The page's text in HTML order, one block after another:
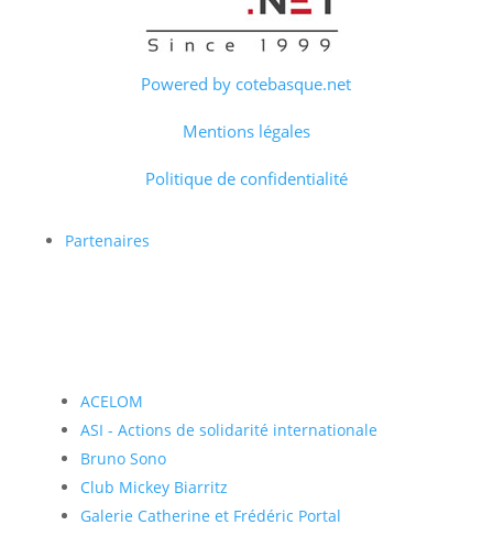
Powered by cotebasque.net
Mentions légales
Politique de confidentialité
Partenaires
ACELOM
ASI - Actions de solidarité internationale
Bruno Sono
Club Mickey Biarritz
Galerie Catherine et Frédéric Portal